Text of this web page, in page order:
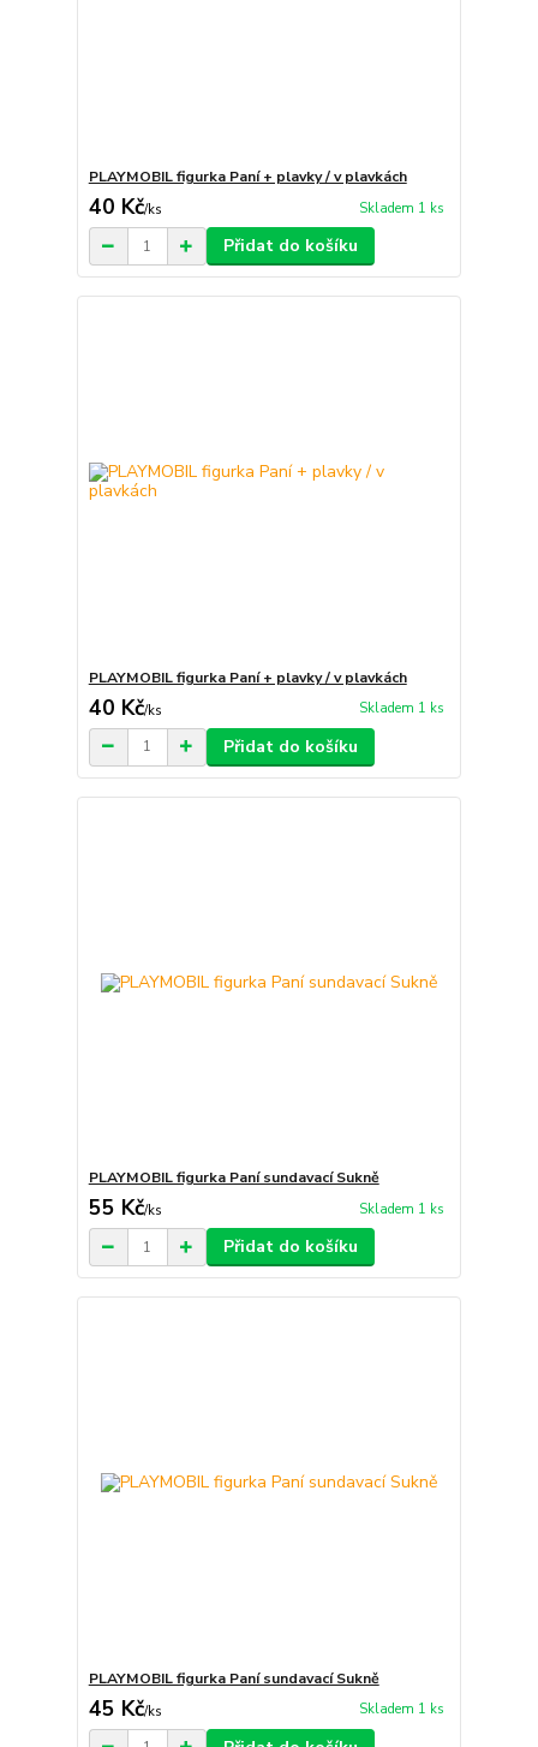
PLAYMOBIL figurka Paní + plavky / v plavkách
40 Kč/ks Skladem 1 ks
Přidat do košíku
PLAYMOBIL figurka Paní + plavky / v plavkách
40 Kč/ks Skladem 1 ks
Přidat do košíku
PLAYMOBIL figurka Paní sundavací Sukně
55 Kč/ks Skladem 1 ks
Přidat do košíku
PLAYMOBIL figurka Paní sundavací Sukně
45 Kč/ks Skladem 1 ks